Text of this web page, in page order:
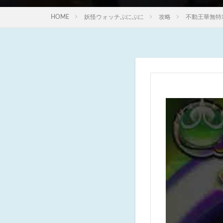
HOME 妖怪ウォッチぷにぷに 攻略 不動王華無特